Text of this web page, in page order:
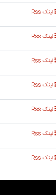
لینک Rss
لینک Rss
لینک Rss
لینک Rss
لینک Rss
لینک Rss
لینک Rss